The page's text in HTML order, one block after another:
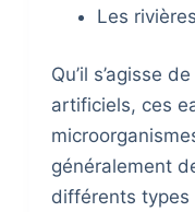
Les
Qu’il s’agisse
artificiels, ces
généralement
différents types